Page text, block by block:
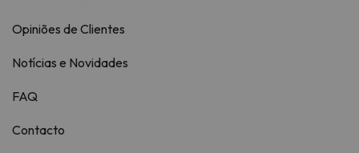
Opiniões de Clientes
Notícias e Novidades
FAQ
Contacto